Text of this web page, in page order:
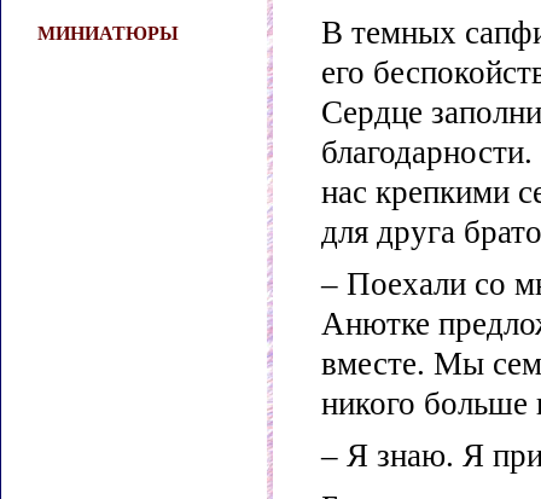
МИНИАТЮРЫ
В темных
его
Сердце
нас крепкими
для друга
– Поехали со
Анютке
вместе. Мы
никого больше
– Я знаю. Я